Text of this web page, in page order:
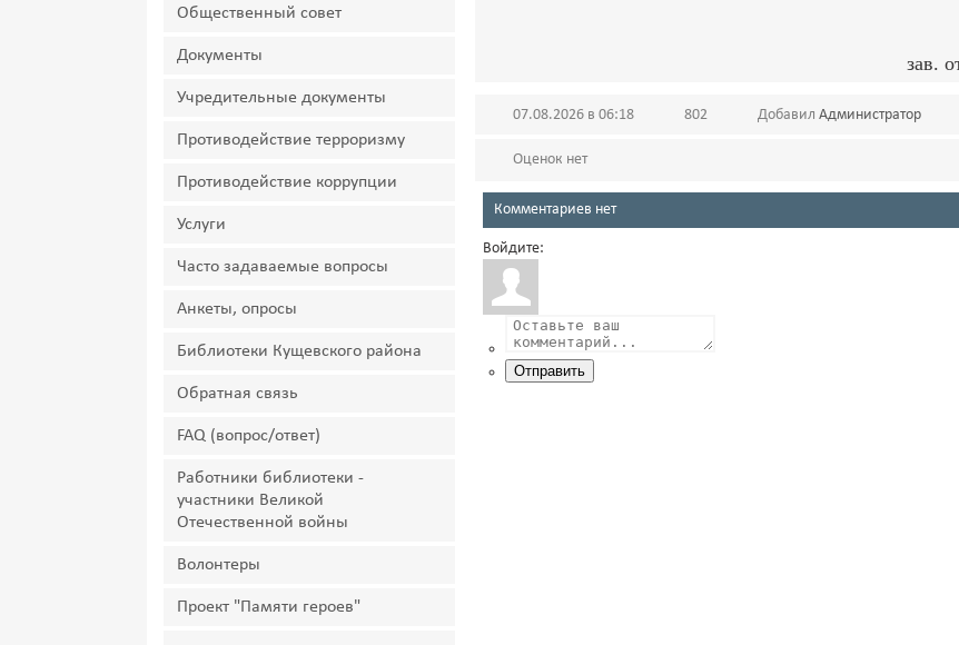
Общественный совет
Документы
Учредительные документы
Противодействие терроризму
Противодействие коррупции
Услуги
Часто задаваемые вопросы
Анкеты, опросы
Библиотеки Кущевского района
Обратная связь
FAQ (вопрос/ответ)
Работники библиотеки -
участники Великой
Отечественной войны
Волонтеры
Проект "Памяти героев"
зав.
07.08.2026 в 06:18 802 Добавил Администратор
Оценок нет
Комментариев нет
Войдите:
Отправить